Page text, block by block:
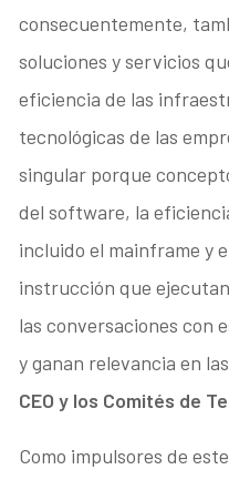
consecuentemente,
soluciones y servicios
eficiencia de las
tecnológicas de las
singular porque
del software, la
incluido el mainframe y
instrucción que
las conversaciones con
y ganan relevancia en las
CEO y los Comités de
Como impulsores de